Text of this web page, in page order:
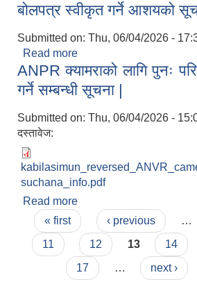
बोलपत्र स्वीकृत गर्ने आशयको
Submitted on: Thu, 06/04/2026 -
Read more
ANPR क्यामराको लागि पुनः
गर्ने सम्बन्धी सूचना |
Submitted on: Thu, 06/04/2026 -
दस्तावेज:
suchana_info.pdf
Read more
गर्ने सम्बन्धी सूचना |
Pages
« first ‹ previous …
11
12 13 14
17
… next ›